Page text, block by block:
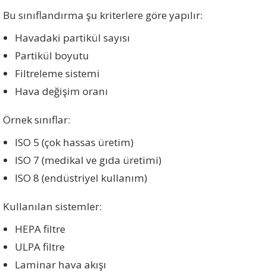
Bu sınıflandırma şu kriterlere göre yapılır:
Havadaki partikül sayısı
Partikül boyutu
Filtreleme sistemi
Hava değişim oranı
Örnek sınıflar:
ISO 5 (çok hassas üretim)
ISO 7 (medikal ve gıda üretimi)
ISO 8 (endüstriyel kullanım)
Kullanılan sistemler:
HEPA filtre
ULPA filtre
Laminar hava akışı